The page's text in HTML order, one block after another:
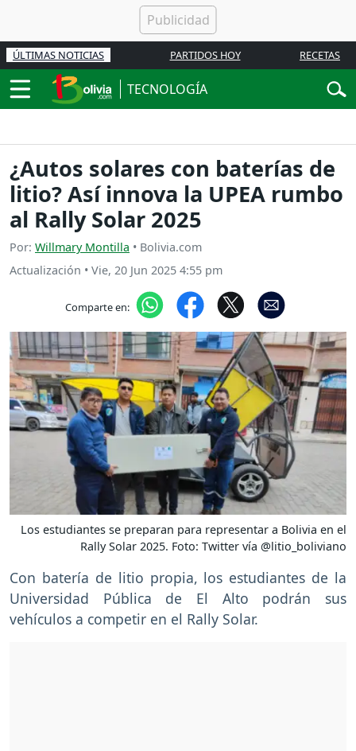
ÚLTIMAS NOTICIAS PARTIDOS HOY RECETAS
TECNOLOGÍA
¿Autos solares con baterías de
litio? Así innova la UPEA rumbo
al Rally Solar 2025
Por: Willmary Montilla • Bolivia.com
Actualización • Vie, 20 Jun 2025 4:55 pm
Comparte en:
Los estudiantes se preparan para representar a Bolivia en el
Rally Solar 2025. Foto: Twitter vía @litio_boliviano
Con batería de litio propia, los estudiantes de la
Universidad Pública de El Alto podrán sus
vehículos a competir en el Rally Solar.